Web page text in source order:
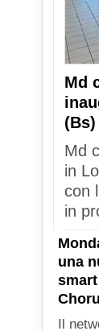
Md
(Bs)
Md
in
con
in
una
Il